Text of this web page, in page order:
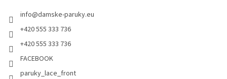
info@damske-paruky.eu
+420 555 333 736
+420 555 333 736
FACEBOOK
paruky_lace_front